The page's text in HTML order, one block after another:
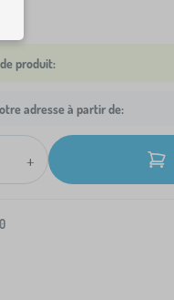
adresse à partir de:
+